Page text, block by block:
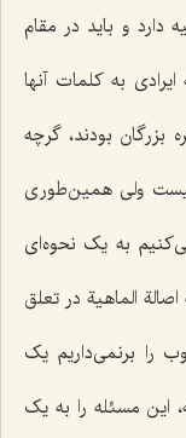
دارد و باید در مقام
به کلمات آنها
بزرگان بودند، گرچه
ولی همین‌طوری
به یک نحوه‌ای
الماهیة در تعلق
را برنمی‌داریم یک
این مسئله را به یک